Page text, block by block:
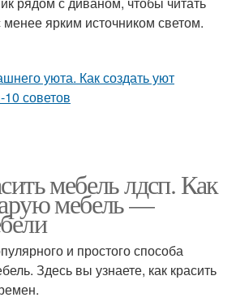
менее ярким источником светом.
мебель лдсп. Как
мебель —
и простого способа
Здесь вы узнаете, как красить